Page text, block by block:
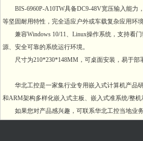
BIS-6960P-A10TW具备DC9-48V宽压输入能力
等坚固耐用特性，完全适应户外或车载复杂应用环境
兼容Windows 10/11、Linux操作系统，支持看门
源、安全可靠的系统运行环境。
尺寸为210*230*148MM，可桌面安装，易于部
华北工控是一家集行业专用嵌入式计算机产品研
和ARM架构多样化嵌入式主板、嵌入式准系统/整
如果您对产品感兴趣，可联系华北工控当地业